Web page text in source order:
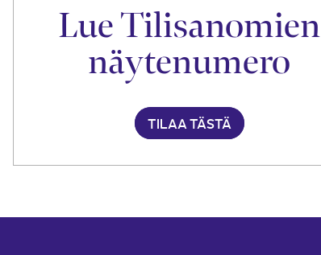
Lue Tilisanomien
näytenumero
TILAA TÄSTÄ